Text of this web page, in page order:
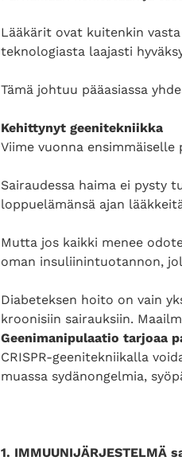
Lääkärit ovat kuitenkin
teknologiasta laajasti
Tämä johtuu pääasiassa
Kehittynyt geenitekniikka
Viime vuonna
Sairaudessa haima ei pysty
loppuelämänsä ajan
Mutta jos kaikki menee
oman insuliinintuotannon,
Diabeteksen hoito on vain
kroonisiin sairauksiin.
Geenimanipulaatio tarjoaa
CRISPR-geenitekniikalla
muassa sydänongelmia,
1. IMMUUNIJÄRJESTELMÄ